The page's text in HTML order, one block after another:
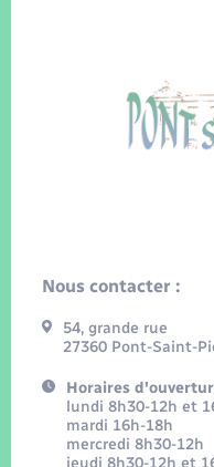
Nous contacter :
54, grande rue
27360 Pont-Saint-
Horaires
lundi 8h30-12h et
mardi 16h-18h
mercredi 8h30-12h
jeudi 8h30-12h et